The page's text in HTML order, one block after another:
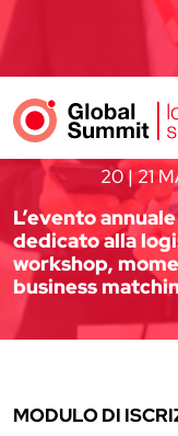
20 | 21
L’evento
dedicato alla
workshop,
business
MODULO DI